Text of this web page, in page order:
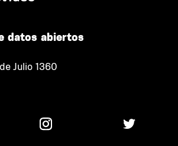
datos abiertos
Julio 1360